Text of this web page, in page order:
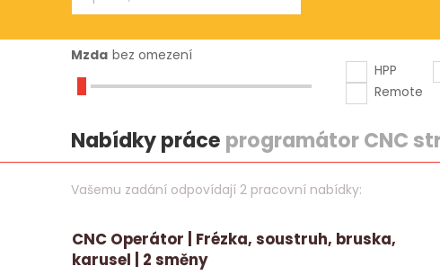
Mzda bez omezení
HPP
Remote
Nabídky práce programátor CNC
Vašemu zadání odpovídají 2 pracovní nabídky:
CNC Operátor | Frézka, soustruh, bruska,
karusel | 2 směny